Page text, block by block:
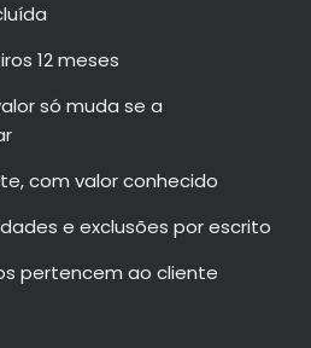
12 meses
só muda se a
com valor conhecido
e exclusões por escrito
pertencem ao cliente